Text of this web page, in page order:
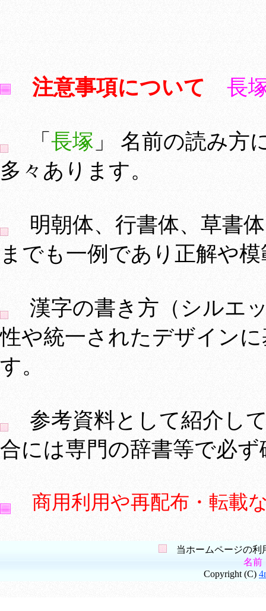
注意事項について 長
「 長塚 」 名前の読み方
多々あります。
明朝体、行書体、草書
までも一例であり正解や
漢字の書き方（シルエ
性や統一されたデザイン
す。
参考資料として紹介し
合には専門の辞書等で必
商用利用や再配布・転載
当ホームページの利
名前
Copyright (C)